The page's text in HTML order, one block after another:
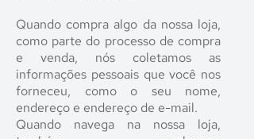
Quando compra algo da nossa loja,
como parte do processo de compra
e venda, nós coletamos as
informações pessoais que você nos
forneceu, como o seu nome,
endereço e endereço de e-mail.
Quando navega na nossa loja,